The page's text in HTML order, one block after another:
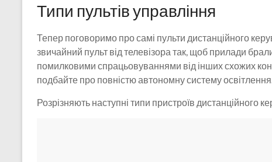
Типи пультів управління
Тепер поговоримо про самі пульти дистанційного
звичайний пульт від телевізора так, щоб прилади
помилковими спрацьовуваннями від інших схожих
подбайте про повністю автономну систему
Розрізняють наступні типи пристроїв дистанційного